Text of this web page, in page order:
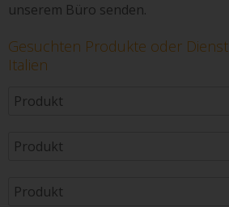
unserem Büro senden.
Gesuchten Produkte oder
Italien